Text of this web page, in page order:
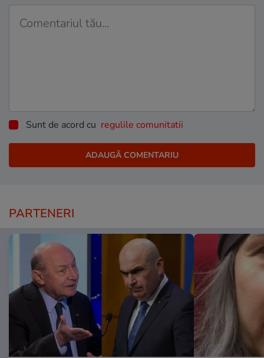
Sunt de acord cu regulile comunitatii
PARTENERI